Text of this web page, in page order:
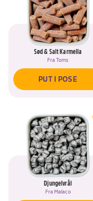
Sød & Salt Karmella
Fra Toms
PUT I POSE
Djungelvrål
Fra Malaco